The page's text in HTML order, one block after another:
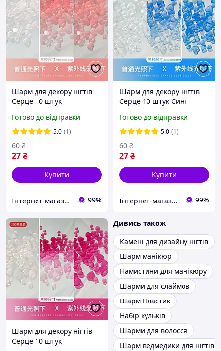
Шарм для декору нігтів
Серце 10 штук
ультрафіолету)
Готово до відправки
5.0 (1)
27₴
60 ₴
Купити
Інтернет-магазин Star Beauty 99%
Шарм для декору нігтів
Серце 10 штук Сині
ультрафіолету)
Готово до відправки
5.0 (1)
27₴
60 ₴
Купити
Інтернет-магазин Star Beauty 99%
Шарм для декору нігтів
Серце 10 штук
Дивись також
Камені для дизайну нігтів
Шарм манікюр
Намистини для манікюру
Шарми для слаймов
Шарм Пластик
Набір кульків
Шарми для волосся
Шарм ведмедики для нігтів